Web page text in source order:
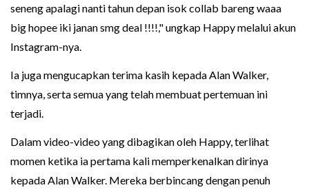
seneng apalagi nanti tahun depan isok collab bareng waaa
big hopee iki janan smg deal !!!!," ungkap Happy melalui akun
Instagram-nya.
Ia juga mengucapkan terima kasih kepada Alan Walker,
timnya, serta semua yang telah membuat pertemuan ini
terjadi.
Dalam video-video yang dibagikan oleh Happy, terlihat
momen ketika ia pertama kali memperkenalkan dirinya
kepada Alan Walker. Mereka berbincang dengan penuh